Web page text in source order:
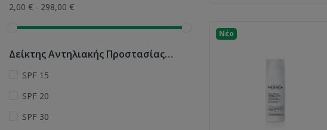
Cerave
Darphin
Ducray
Filorga
2,00 € - 298,00 €
Δείκτης Αντηλιακής Προστασίας (SPF)
SPF 15
SPF 20
SPF 30
Νέο